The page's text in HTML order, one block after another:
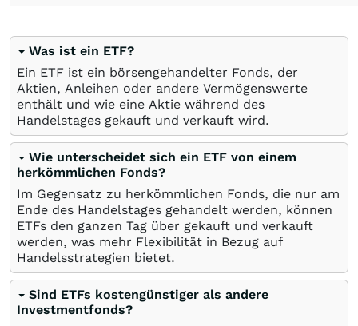
Was ist ein ETF?
Ein ETF ist ein börsengehandelter Fonds, der
Aktien, Anleihen oder andere Vermögenswerte
enthält und wie eine Aktie während des
Handelstages gekauft und verkauft wird.
Wie unterscheidet sich ein ETF von einem
herkömmlichen Fonds?
Im Gegensatz zu herkömmlichen Fonds, die nur am
Ende des Handelstages gehandelt werden, können
ETFs den ganzen Tag über gekauft und verkauft
werden, was mehr Flexibilität in Bezug auf
Handelsstrategien bietet.
Sind ETFs kostengünstiger als andere
Investmentfonds?